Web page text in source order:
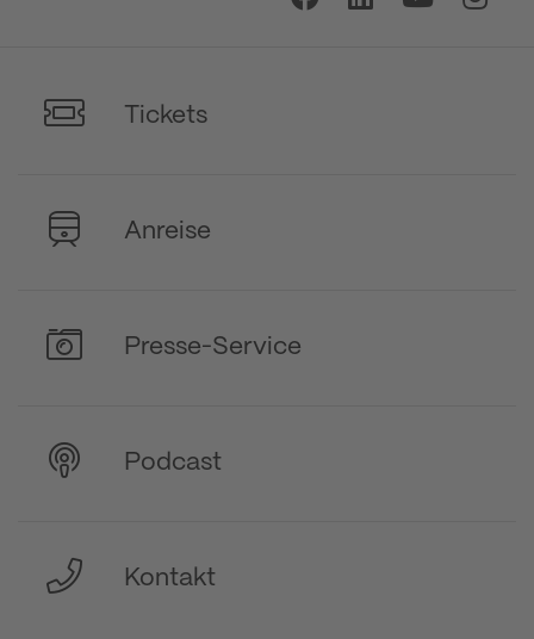
Tickets
Anreise
Presse-Service
Podcast
Kontakt